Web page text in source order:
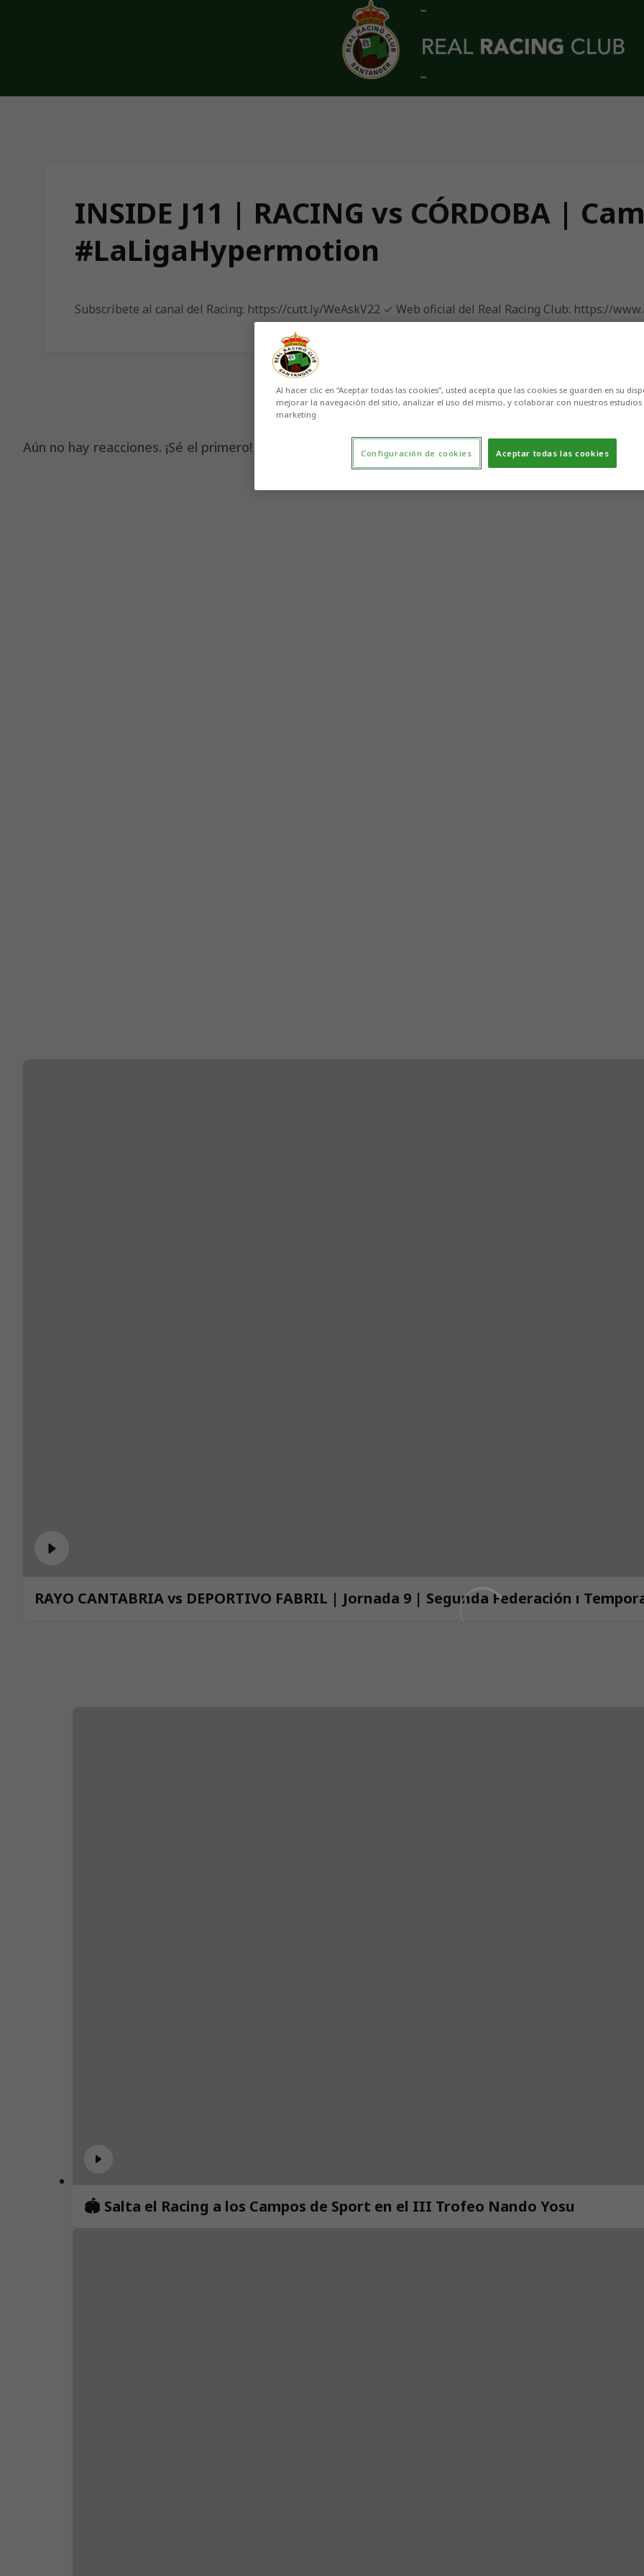
Skip to main content
INSIDE J11 | RACING vs CÓRDOBA |
#LaLigaHypermotion
Subscríbete al canal del Racing: https://cutt.ly/WeAskV22 ✓ Web oficial del Real Racing Club: https://
Aún no hay reacciones. ¡Sé el primero!
RAYO CANTABRIA vs DEPORTIVO FABRIL | Jornada 9 | Segunda Federación ı
🏟️ Salta el Racing a los Campos de Sport en el III Trofeo Nando Yosu
Al hacer clic en “Aceptar todas las cookies”, usted acepta que las cookies se guarden en su
mejorar la navegación del sitio, analizar el uso del mismo, y colaborar con nuestros estudios
marketing.
Aceptar todas las cookies
Configuración de cookies